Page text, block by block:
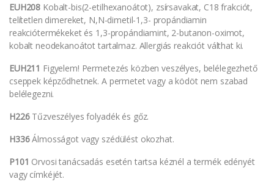
EUH208 Kobalt-bis(2-etilhexanoátot), zsírsavakat, C18 frakciót,
telítetlen dimereket, N,N-dimetil-1,3- propándiamin
reakciótermékeket és 1,3-propándiamint, 2-butanon-oximot,
kobalt neodekanoátot tartalmaz. Allergiás reakciót válthat ki.
EUH211 Figyelem! Permetezés közben veszélyes, belélegezhető
cseppek képződhetnek. A permetet vagy a ködöt nem szabad
belélegezni.
H226 Tűzveszélyes folyadék és gőz.
H336Álmosságot vagy szédülést okozhat.
P101 Orvosi tanácsadás esetén tartsa kéznél a termék edényét
vagy címkéjét.